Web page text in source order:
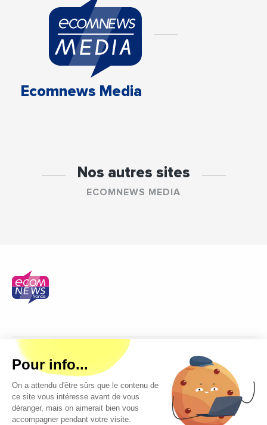
Ecomnews Media
Nos autres sites
ECOMNEWS MEDIA